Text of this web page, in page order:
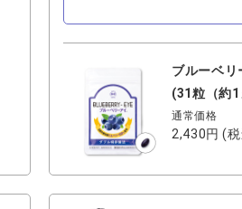
ブルーベリ
(31粒（約
通常価格
2,430円(